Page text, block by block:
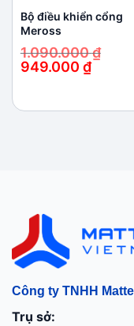
Bộ điều khiển cổng
Meross
1.090.000₫
1.090.000 ₫.
949.000 ₫
là:
Công ty TNHH
Trụ sở: